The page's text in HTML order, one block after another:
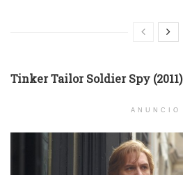
Tinker Tailor Soldier Spy (2011)
ANUNCIO